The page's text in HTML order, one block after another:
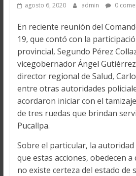
agosto 6, 2020 admin 0
En reciente reunión del
19, que contó con la
provincial, Segundo Pérez
vicegobernador Ángel
director regional de Salud,
entre otras autoridades
acordaron iniciar con el
de tres ruedas que brindan
Pucallpa.
Sobre el particular, la
que estas acciones, obedecen
no existe certeza del estado de